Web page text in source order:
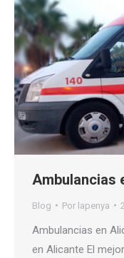
Ambulancias
Blog Por lapenya
Ambulancias en
en Alicante El